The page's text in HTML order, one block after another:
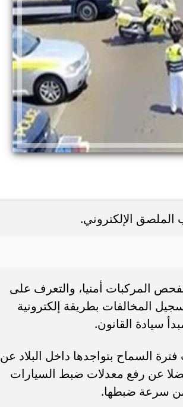
المركبات أمنيا، والتعرف على
المخالفات بطريقة إلكترونية
سيادة القانون.
السماح بتواجدها داخل البلاد عن
عن رفع معدلات ضبط السيارات
سرعة ضبطها.